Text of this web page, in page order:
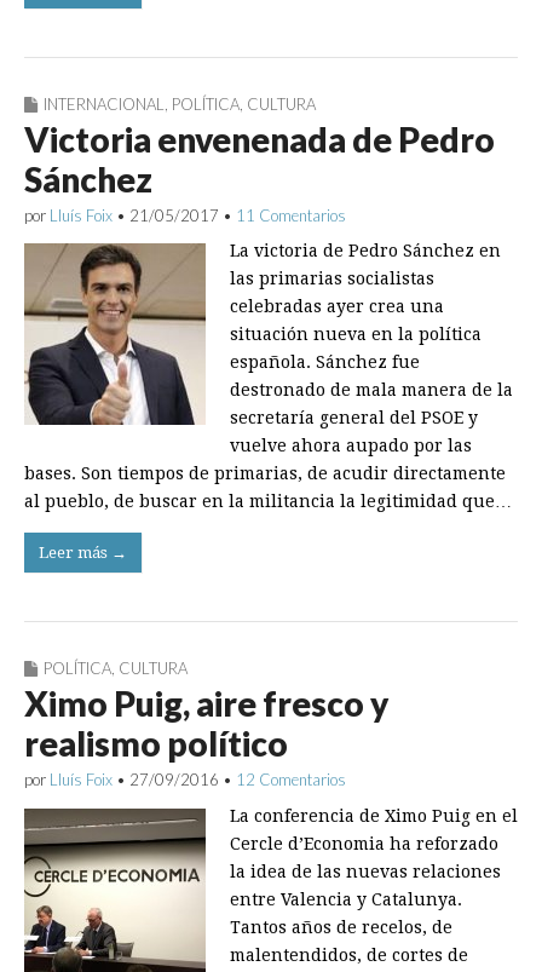
INTERNACIONAL POLÍTICA CULTURA
Victoria envenenada de Pedro
Sánchez
por Lluís Foix • 21/05/2017 • 11 Comentarios
La victoria de Pedro Sánchez en
las primarias socialistas
celebradas ayer crea una
situación nueva en la política
española. Sánchez fue
destronado de mala manera de la
secretaría general del PSOE y
vuelve ahora aupado por las
bases. Son tiempos de primarias, de acudir directamente
al pueblo, de buscar en la militancia la legitimidad que…
Leer más →
POLÍTICA, CULTURA
Ximo Puig, aire fresco y
realismo político
por Lluís Foix • 27/09/2016 • 12 Comentarios
La conferencia de Ximo Puig en el
Cercle d’Economia ha reforzado
la idea de las nuevas relaciones
entre Valencia y Catalunya.
Tantos años de recelos, de
malentendidos, de cortes de